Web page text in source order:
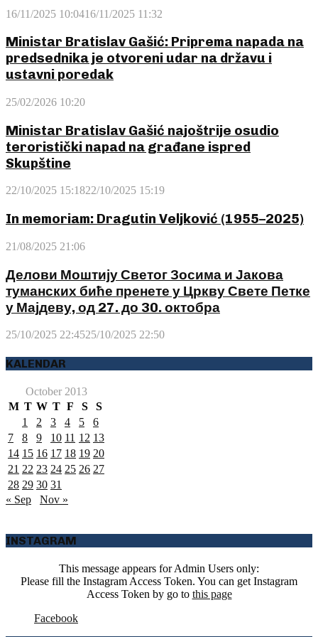
16/11/2025 10:0416/11/2025 11:32
Ministar Bratislav Gašić: Priprema napada na
predsednika je otvoreni udar na državu i
ustavni poredak
25/02/2026 10:20
Ministar Bratislav Gašić najoštrije osudio
teroristički napad na građane ispred
Skupštine
22/10/2025 15:1822/10/2025 15:19
In memoriam: Dragutin Veljković (1955–2025)
21/08/2025 21:06
Делови Моштију Светог Зосима и Јакова
туманских биће пренете у Цркву Свете Петке
у Мајдеву, од 27. до 30. октобра
25/10/2025 22:4525/10/2025 22:50
KALENDAR
October 2013
M T W T F S
S
1
2 3 4 5
6
7
8 9 10 11 12 13
14 15 16 17 18 19 20
21 22 23 24 25 26 27
28 29 30 31
« Sep
Nov »
INSTAGRAM
This message appears for Admin Users only:
Please fill the Instagram Access Token. You can get Instagram
Access Token by go to this page
Facebook